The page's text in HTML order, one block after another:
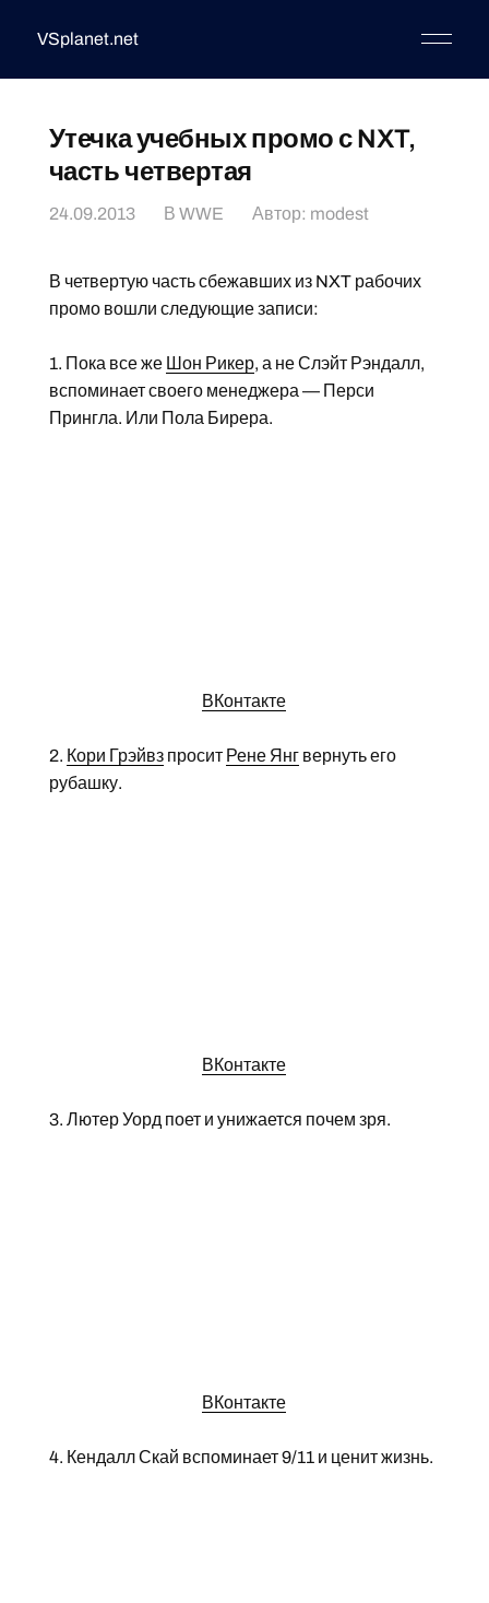
VSplanet.net
Утечка учебных промо с NXT,
часть четвертая
24.09.2013 В WWE Автор: modest
В четвертую часть сбежавших из NXT рабочих
промо вошли следующие записи:
1. Пока все же Шон Рикер, а не Слэйт Рэндалл,
вспоминает своего менеджера — Перси
Прингла. Или Пола Бирера.
ВКонтакте
2. Кори Грэйвзпросит Рене Янгвернуть его
рубашку.
ВКонтакте
3. Лютер Уорд поет и унижается почем зря.
ВКонтакте
4. Кендалл Скай вспоминает 9/11 и ценит жизнь.